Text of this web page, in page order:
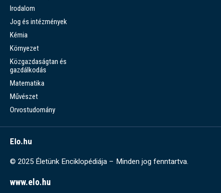
Irodalom
Jog és intézmények
Kémia
Környezet
Közgazdaságtan és
gazdálkodás
Matematika
Művészet
Orvostudomány
Elo.hu
© 2025 Életünk Enciklopédiája – Minden jog fenntartva.
www.elo.hu